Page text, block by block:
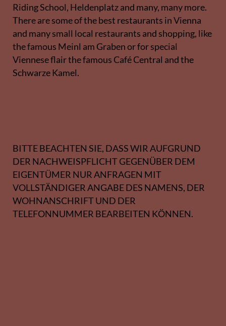
Riding School, Heldenplatz and many, many more.
There are some of the best restaurants in Vienna
and many small local restaurants and shopping, like
the famous Meinl am Graben or for special
Viennese flair the famous Café Central and the
Schwarze Kamel.
BITTE BEACHTEN SIE, DASS WIR AUFGRUND
DER NACHWEISPFLICHT GEGENÜBER DEM
EIGENTÜMER NUR ANFRAGEN MIT
VOLLSTÄNDIGER ANGABE DES NAMENS, DER
WOHNANSCHRIFT UND DER
TELEFONNUMMER BEARBEITEN KÖNNEN.